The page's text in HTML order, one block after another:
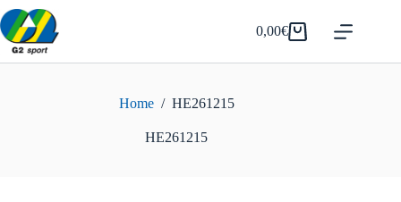
Salta
al
contenuto
Carrello
0,00€
Home / HE261215
HE261215